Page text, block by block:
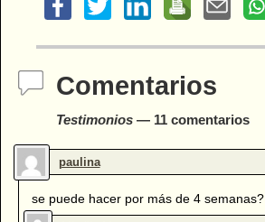
Comentarios
Testimonios— 11 comentarios
se puede hacer por más de 4 semanas?